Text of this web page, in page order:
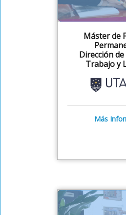
Máster de
Dirección
Trabajo y
Más